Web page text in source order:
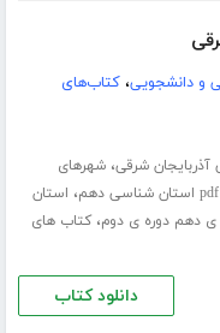
و دانشجویی،کتاب‌های
شرقی،شهرهای
pdf استان شناسی دهم ، استان
ی دهم دوره ی دوم،کتاب های
دانلود کتاب